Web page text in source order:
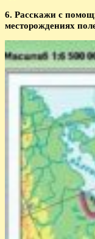
6. Расскажи с
месторождениях